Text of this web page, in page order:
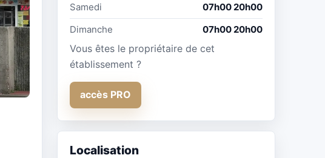
Samedi
07h00 20h00
Dimanche
07h00 20h00
Vous êtes le propriétaire de cet
établissement ?
accès PRO
Localisation